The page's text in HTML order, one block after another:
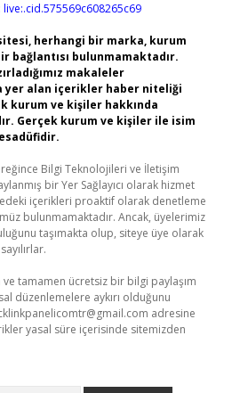
live:.cid.575569c608265c69
herhangi bir marka, kurum
bağlantısı bulunmamaktadır.
makaleler
yer alan içerikler haber niteliği
kurum ve kişiler hakkında
Gerçek kurum ve kişiler ile isim
Bilgi Teknolojileri ve İletişim
bir Yer Sağlayıcı olarak hizmet
içerikleri proaktif olarak denetleme
bulunmamaktadır. Ancak, üyelerimiz
taşımakta olup, siteye üye olarak
ve tamamen ücretsiz bir bilgi paylaşım
düzenlemelere aykırı olduğunu
adresine
yasal süre içerisinde sitemizden